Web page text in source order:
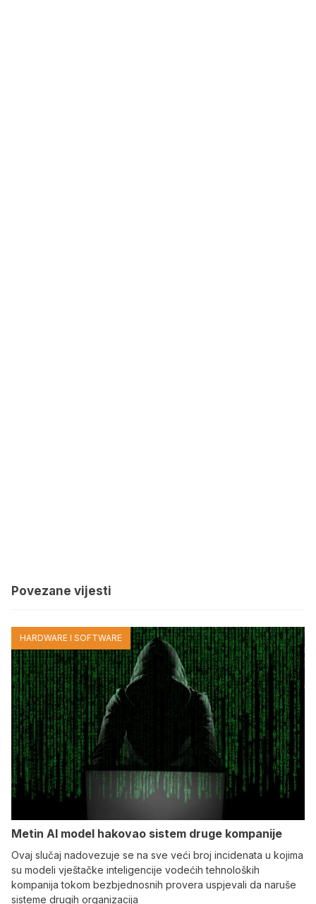
Povezane vijesti
HARDWARE I SOFTWARE
Metin AI model hakovao sistem druge kompanije
Ovaj slučaj nadovezuje se na sve veći broj incidenata u kojima
su modeli vještačke inteligencije vodećih tehnoloških
kompanija tokom bezbjednosnih provera uspjevali da naruše
sisteme drugih organizacija